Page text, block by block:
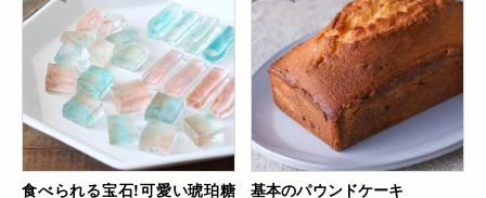
食べられる宝石!可愛い琥珀糖
基本のパウンドケーキ